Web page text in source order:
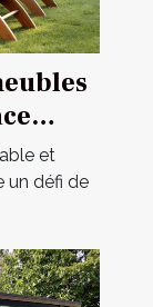
et
un défi de